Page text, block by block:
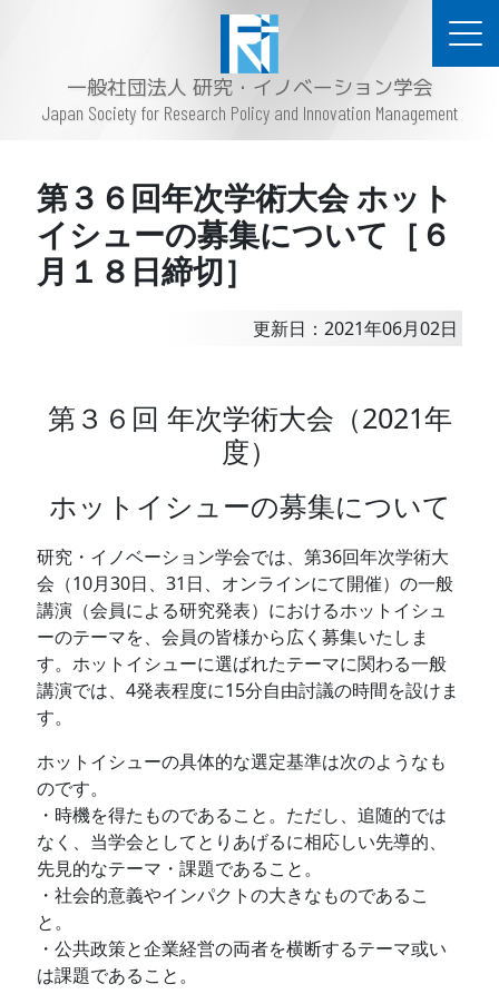
一般社団法人 研究・イノベーション学会
Japan Society for Research Policy and Innovation Management
第３６回年次学術大会 ホット
イシューの募集について［６
月１８日締切］
更新日：2021年06月02日
第３６回 年次学術大会（2021年
度）
ホットイシューの募集について
研究・イノベーション学会では、第36回年次学術大
会（10月30日、31日、オンラインにて開催）の一般
講演（会員による研究発表）におけるホットイシュ
ーのテーマを、会員の皆様から広く募集いたしま
す。ホットイシューに選ばれたテーマに関わる一般
講演では、4発表程度に15分自由討議の時間を設けま
す。
ホットイシューの具体的な選定基準は次のようなも
のです。
・時機を得たものであること。ただし、追随的では
なく、当学会としてとりあげるに相応しい先導的、
先見的なテーマ・課題であること。
・社会的意義やインパクトの大きなものであるこ
と。
・公共政策と企業経営の両者を横断するテーマ或い
は課題であること。